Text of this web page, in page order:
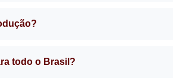
todo o Brasil?